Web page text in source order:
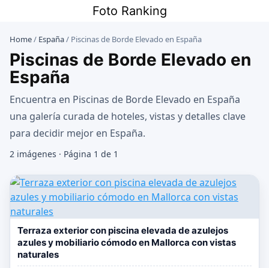
contenido
Foto Ranking
Home/ España/ Piscinas de Borde Elevado en España
Piscinas de Borde Elevado en
España
Encuentra en Piscinas de Borde Elevado en España
una galería curada de hoteles, vistas y detalles clave
para decidir mejor en España.
2 imágenes · Página 1 de 1
Terraza exterior con piscina elevada de azulejos
azules y mobiliario cómodo en Mallorca con vistas
naturales